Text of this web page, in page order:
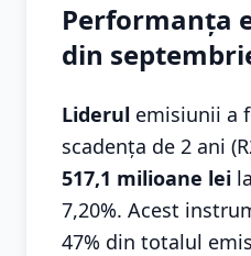
Performanța
din
Liderul emisiunii a
scadența de 2 ani
517,1 milioane lei
7,20%. Acest
47% din totalul